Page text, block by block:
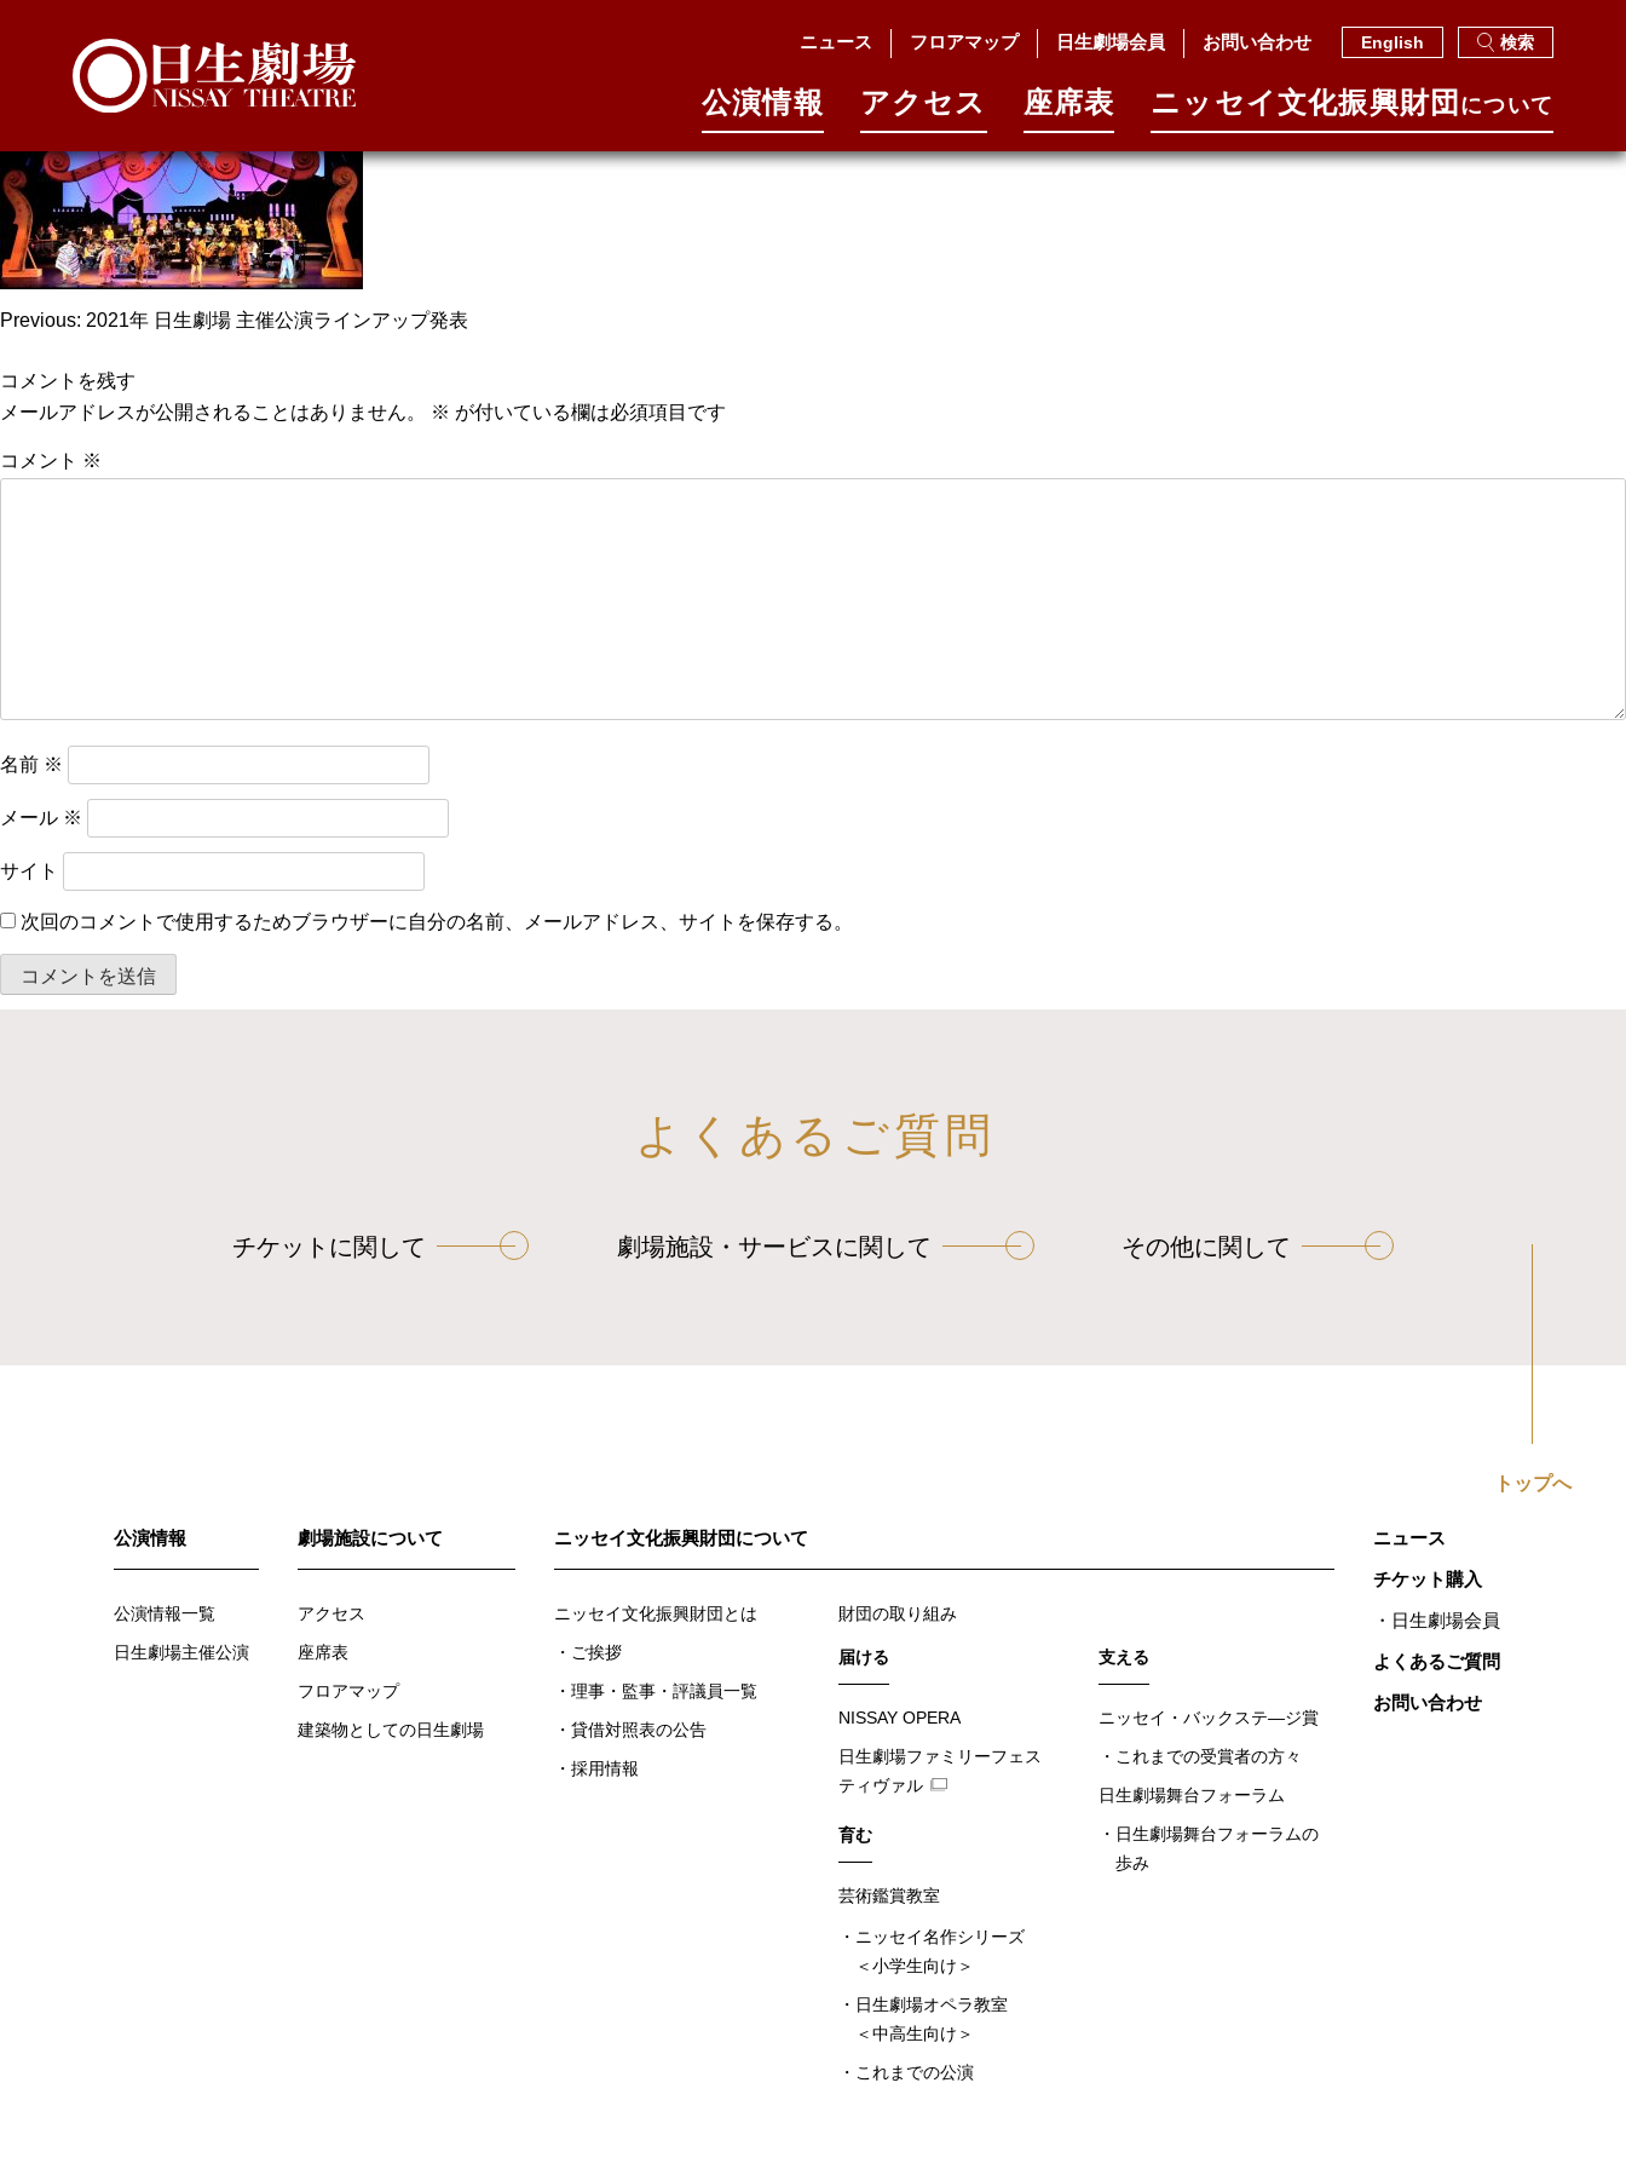
ニュース フロアマップ 日生劇場会員 お問い合わせ English 検索
公演情報 アクセス 座席表 ニッセイ⽂化振興財団 について
アラジン
投
ナ
ゲ
Previous: 2021年 日生劇場 主催公演ラインアップ発表
コメントを残す
メールアドレスが公開されることはありません。
※ が付いている欄は必須項目です
コメント ※
名前 ※
メール ※
サイト
次回のコメントで使用するためブラウザーに自分の名前、メールアドレス、サイトを保存する。
よくあるご質問
チケットに関して 劇場施設・サービスに関して その他に関して
トップへ
公演情報
公演情報一覧
日生劇場主催公演
劇場施設について
アクセス
座席表
フロアマップ
建築物としての日生劇場
ニッセイ文化振興財団について
ニッセイ文化振興財団とは
ご挨拶
理事・監事・評議員一覧
貸借対照表の公告
採用情報
財団の取り組み
届ける
NISSAY OPERA
日生劇場ファミリーフェス
ティヴァル
育む
芸術鑑賞教室
ニッセイ名作シリーズ
＜小学生向け＞
日生劇場オペラ教室
＜中高生向け＞
これまでの公演
支える
ニッセイ・バックステ―ジ賞
これまでの受賞者の方々
日生劇場舞台フォーラム
日生劇場舞台フォーラムの
歩み
ニュース
チケット購入
日生劇場会員
よくあるご質問
お問い合わせ